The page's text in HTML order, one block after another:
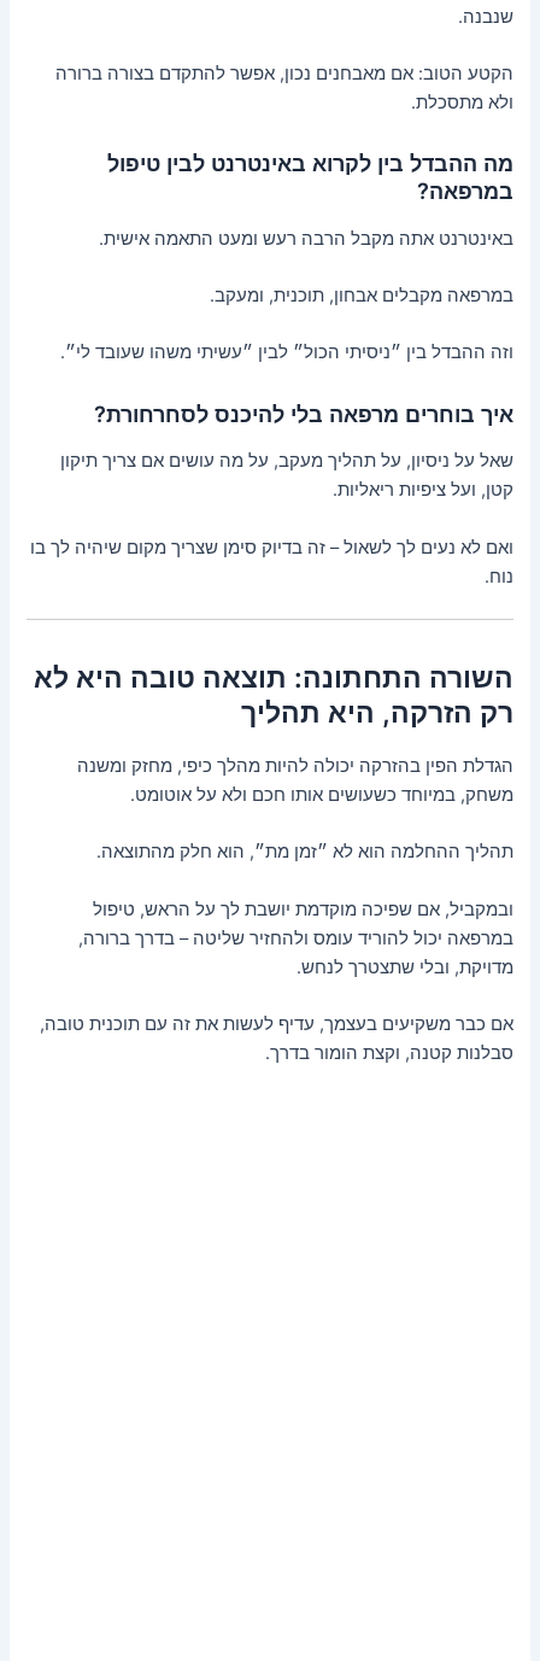
שנבנה.
הקטע הטוב: אם מאבחנים נכון, אפשר להתקדם בצורה ברורה
ולא מתסכלת.
מה ההבדל בין לקרוא באינטרנט לבין טיפול
במרפאה?
באינטרנט אתה מקבל הרבה רעש ומעט התאמה אישית.
במרפאה מקבלים אבחון, תוכנית, ומעקב.
וזה ההבדל בין ״ניסיתי הכול״ לבין ״עשיתי משהו שעובד לי״.
איך בוחרים מרפאה בלי להיכנס לסחרחורת?
שאל על ניסיון, על תהליך מעקב, על מה עושים אם צריך תיקון
קטן, ועל ציפיות ריאליות.
ואם לא נעים לך לשאול – זה בדיוק סימן שצריך מקום שיהיה לך בו
נוח.
השורה התחתונה: תוצאה טובה היא לא
רק הזרקה, היא תהליך
הגדלת הפין בהזרקה יכולה להיות מהלך כיפי, מחזק ומשנה
משחק, במיוחד כשעושים אותו חכם ולא על אוטומט.
תהליך ההחלמה הוא לא ״זמן מת״, הוא חלק מהתוצאה.
ובמקביל, אם שפיכה מוקדמת יושבת לך על הראש, טיפול
במרפאה יכול להוריד עומס ולהחזיר שליטה – בדרך ברורה,
מדויקת, ובלי שתצטרך לנחש.
אם כבר משקיעים בעצמך, עדיף לעשות את זה עם תוכנית טובה,
סבלנות קטנה, וקצת הומור בדרך.